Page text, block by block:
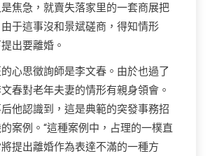
焦急，就賣失落家里的一套商展把
于這事沒和景斌磋商，得知情形
出要離婚。
心思徵詢師是李文春。由於也過了
春對老年夫妻的情形有親身領會。
他認識到，這是典範的突發事務招
案例。“這種案例中，占理的一樸直
提出離婚作為表達不滿的一種方